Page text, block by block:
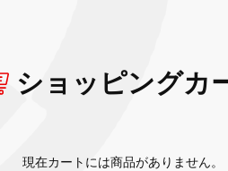
ショッピングカ
現在カートには商品がありません。